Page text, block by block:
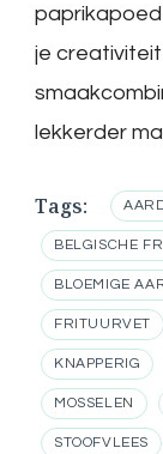
je
lekkerder
Tags:
BELGISCHE
BLOEMIGE
FRITUURVET
KNAPPERIG
MOSSELEN
STOOFVLEES